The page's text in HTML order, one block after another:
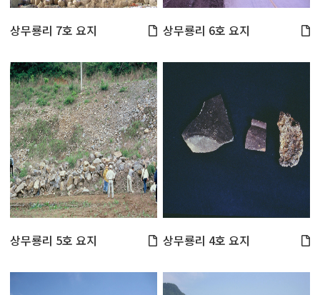
상무룡리 7호 요지 상무룡리 6호 요지
상무룡리 5호 요지 상무룡리 4호 요지